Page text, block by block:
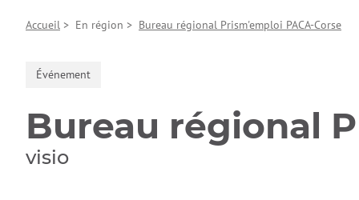
sommes-
nous ?
Accueil > En région > Bureau régional Prism'emploi PACA-Corse
Événement
Bureau régional
visio